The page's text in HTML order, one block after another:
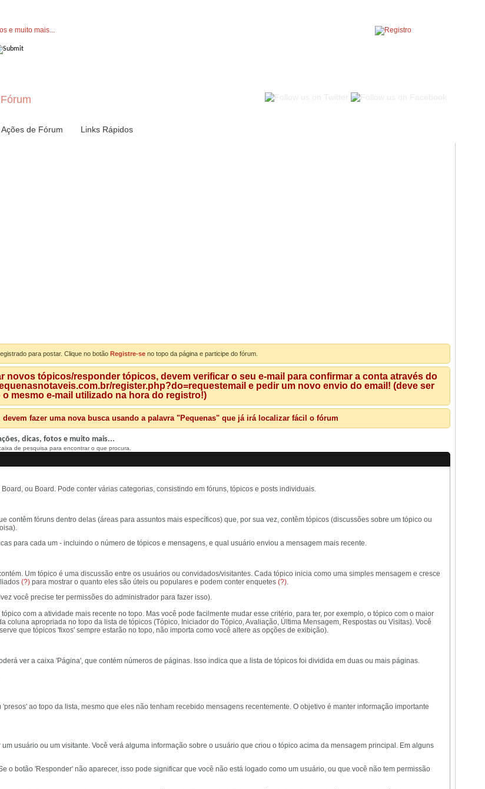
Fórum
Ações de Fórum Links Rápidos
para postar. Clique no botão Registre-se no topo da página e participe do fórum.
tópicos/responder tópicos, devem verificar o seu e-mail para confirmar a conta através do
register.php?do=requestemail e pedir um novo envio do email! (deve ser
o mesmo e-mail utilizado na hora do registro!)
devem fazer uma nova busca usando a palavra "Pequenas" que já irá localizar fácil o fórum
dicas, fotos e muito mais...
de pesquisa para encontrar o que procura.
ou Board. Pode conter várias categorias, consistindo em fóruns, tópicos e posts individuais.
contêm fóruns dentro delas (áreas para assuntos mais específicos) que, por sua vez, contêm tópicos (discussões sobre um tópico ou
para cada um - incluindo o número de tópicos e mensagens, e qual usuário enviou a mensagem mais recente.
Um tópico é uma discussão entre os usuários ou convidados/visitantes. Cada tópico inicia como uma simples mensagem e cresce
(?) para mostrar o quanto eles são úteis ou populares e podem conter enquetes (?).
você precise ter permissões do administrador para fazer isso).
com a atividade mais recente no topo. Mas você pode facilmente mudar esse critério, para ter, por exemplo, o tópico com o maior
apropriada no topo da lista de tópicos (Tópico, Iniciador do Tópico, Avaliação, Última Mensagem, Respostas ou Visitas). Você
que tópicos 'fixos' sempre estarão no topo, não importa como você altere as opções de exibição).
ver a caixa 'Página', que contém números de páginas. Isso indica que a lista de tópicos foi dividida em duas ou mais páginas.
'presos' ao topo da lista, mesmo que eles não tenham recebido mensagens recentemente. O objetivo é manter informação importante
usuário ou um visitante. Você verá alguma informação sobre o usuário que criou o tópico acima da mensagem principal. Em alguns
o botão 'Responder' não aparecer, isso pode significar que você não está logado como um usuário, ou que você não tem permissão